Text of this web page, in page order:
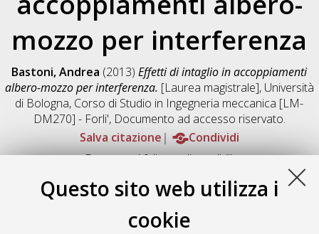
Questo sito web utilizza i
cookie
mozzo per interferenza
Bastoni, Andrea (2013)Effetti di intaglio in accoppiamenti
albero-mozzo per interferenza. [Laurea magistrale], Università
di Bologna, Corso di Studio in Ingegneria meccanica [LM-
DM270] - Forli', Documento ad accesso riservato.
Salva citazione
Condividi
Documenti full-text disponibili:
Documento PDF
Full-text non accessibile fino al 7 Febbraio 2033.
Contatta l'autore